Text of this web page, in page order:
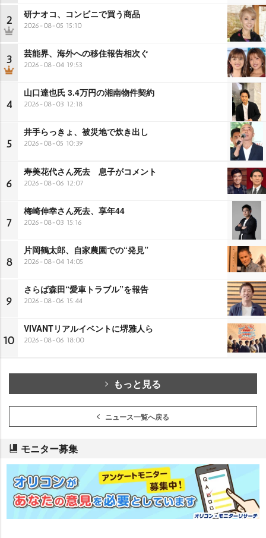
2 研ナオコ、コンビニで買う商品
2026-08-05 15:10
3 芸能界、海外への移住報告相次ぐ
2026-08-04 19:53
4
山口達也氏 3.4万円の湘南物件契約
2026-08-03 12:18
5
井手らっきょ、被災地で炊き出し
2026-08-05 10:39
6
寿美花代さん死去 息子がコメント
2026-08-06 12:07
7
梅崎伸幸さん死去、享年44
2026-08-03 15:16
8
片岡鶴太郎、自家農園での“発見”
2026-08-04 14:05
9
さらば森田“愛車トラブル”を報告
2026-08-06 15:44
10
VIVANTリアルイベントに堺雅人ら
2026-08-06 18:00
もっと見る
ニュース一覧へ戻る
モニター募集